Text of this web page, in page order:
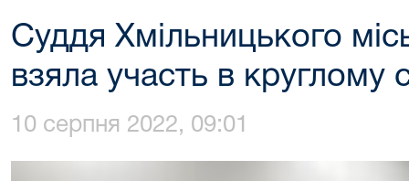
Суддя Хмільницького
взяла участь в круглому
10 серпня 2022, 09:01